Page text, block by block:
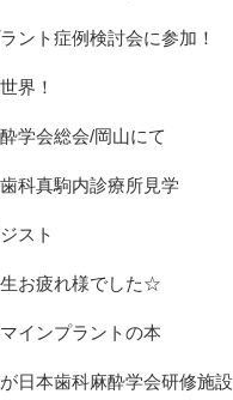
ント症例検討会に参加！
界！
学会総会/岡山にて
科真駒内診療所見学
スト
お疲れ様でした☆
インプラントの本
日本歯科麻酔学会研修施設